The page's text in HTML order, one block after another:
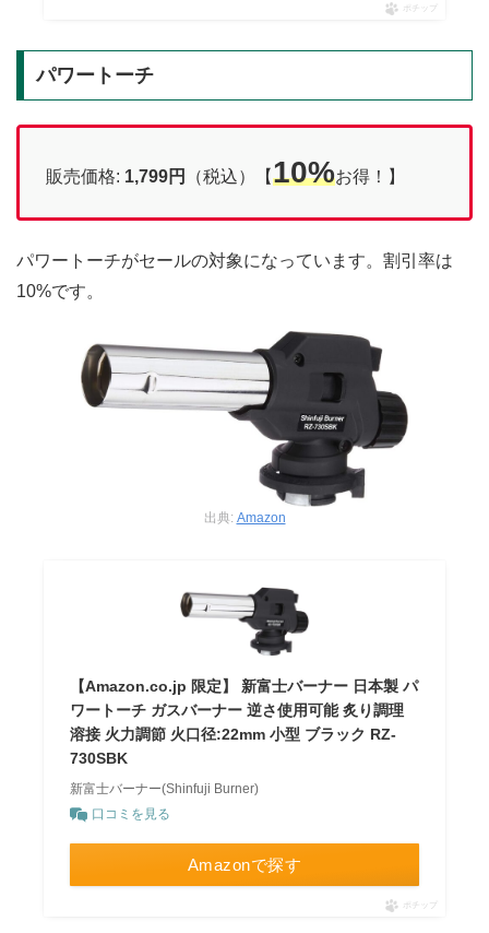
ポチップ
パワートーチ
販売価格: 1,799円 （税込）【10%お得！】
パワートーチがセールの対象になっています。割引率は
10%です。
出典: Amazon
【Amazon.co.jp 限定】 新富士バーナー 日本製 パ
ワートーチ ガスバーナー 逆さ使用可能 炙り調理
溶接 火力調節 火口径:22mm 小型 ブラック RZ-
730SBK
新富士バーナー(Shinfuji Burner)
口コミを見る
Amazonで探す
ポチップ